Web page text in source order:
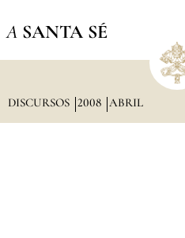
A SANTA SÉ
DISCURSOS 2008 ABRIL